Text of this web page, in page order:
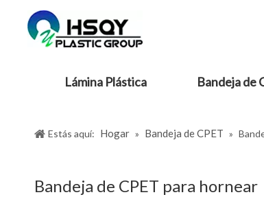
Lámina Plástica Bandeja de
Estás aquí: Hogar » Bandeja de CPET »
Bandeja de CPET para hornear